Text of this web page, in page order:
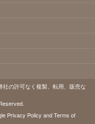
の許可なく複製、転用、販売な
Privacy Policy andTerms of